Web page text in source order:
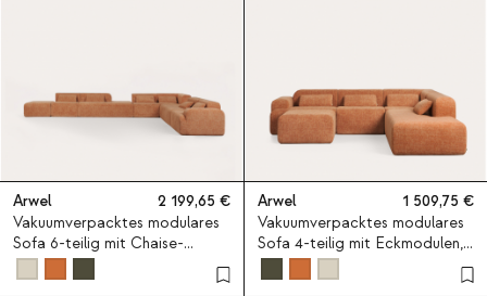
Arwel
2 199,65
Vakuumverpacktes modulares
Sofa 6-teilig mit Chaise-
longue-, Eck-, Mittel- und
Pouf-Modulen aus Stoff Rhys
Arwel
1 509,75
Vakuumverpacktes modulares
Sofa 4-teilig mit Eckmodulen,
Mittelmodul, Chaise-longue-
Modul und Pouf-Modul aus